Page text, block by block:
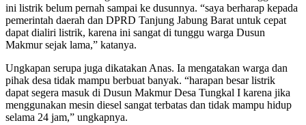
ini listrik belum pernah sampai ke dusunnya. “saya berharap kepada
pemerintah daerah dan DPRD Tanjung Jabung Barat untuk cepat
dapat dialiri listrik, karena ini sangat di tunggu warga Dusun
Makmur sejak lama,” katanya.
Ungkapan serupa juga dikatakan Anas. Ia mengatakan warga dan
pihak desa tidak mampu berbuat banyak. “harapan besar listrik
dapat segera masuk di Dusun Makmur Desa Tungkal I karena jika
menggunakan mesin diesel sangat terbatas dan tidak mampu hidup
selama 24 jam,” ungkapnya.